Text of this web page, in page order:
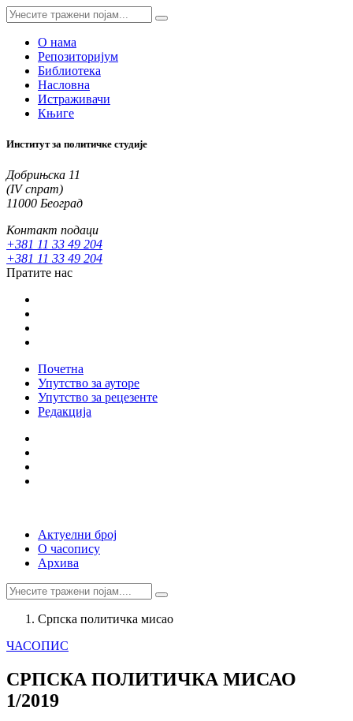
О нама
Репозиторијум
Библиотека
Насловна
Истраживачи
Књиге
Институт за политичке студије
Добрињска 11
(IV спрат)
11000 Београд
Контакт подаци
+381 11 33 49 204
+381 11 33 49 204
Пратите нас
Почетна
Упутство за ауторе
Упутство за рецезенте
Редакција
Актуелни број
О часопису
Архива
Српска политичка мисао
ЧАСОПИС
СРПСКА ПОЛИТИЧКА МИСАО
1/2019